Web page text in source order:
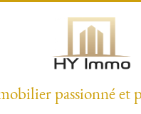
passionné et